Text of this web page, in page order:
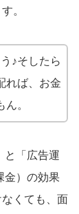
。
♪そしたら
れば、お金
。
と「広告運
金）の効果
くても、面